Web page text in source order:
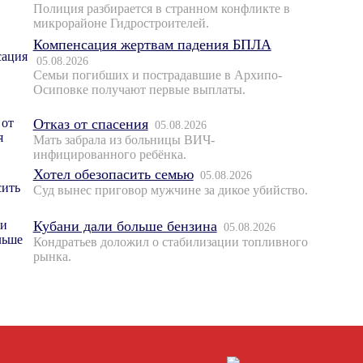
Полиция разбирается в странном конфликте в
микрорайоне Гидростроителей.
Компенсация жертвам падения БПЛА
05.08.2026
Семьи погибших и пострадавшие в Архипо-
Осиповке получают первые выплаты.
Отказ от спасения 05.08.2026
Мать забрала из больницы ВИЧ-
инфицированного ребёнка.
Хотел обезопасить семью 05.08.2026
Суд вынес приговор мужчине за дикое убийство.
Кубани дали больше бензина 05.08.2026
Кондратьев доложил о стабилизации топливного
рынка.